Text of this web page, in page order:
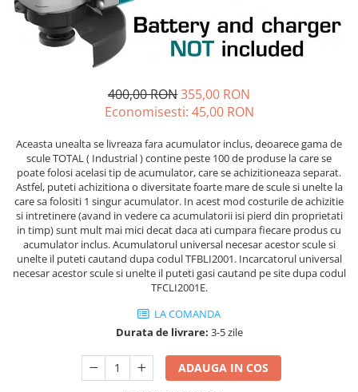
Echere si compasuri
Nivele
Nivele laser
Rulete si metre
Masini de gaurit si insurubat
Masini de slefuit si rindeluit
Masini multifunctionale
Polizoare unghiulare
Scule electrice de banc
Suflante aer cald si aspiratoare
Salopetă cu pieptar
Tricouri
Industria Alimentară
Combinezon
Jachete
Pantaloni
Protecţie ignifugă
Accesorii rezistente la flacără
Combinezoane
Hanorace
400,00 RON355,00 RON
Economisesti: 45,00 RON
Aceasta unealta se livreaza fara acumulator inclus, deoarece gama de
scule TOTAL ( Industrial ) contine peste 100 de produse la care se
poate folosi acelasi tip de acumulator, care se achizitioneaza separat.
Astfel, puteti achizitiona o diversitate foarte mare de scule si unelte la
care sa folositi 1 singur acumulator. In acest mod costurile de achizitie
si intretinere (avand in vedere ca acumulatorii isi pierd din proprietati
in timp) sunt mult mai mici decat daca ati cumpara fiecare produs cu
acumulator inclus. Acumulatorul universal necesar acestor scule si
unelte il puteti cautand dupa codul TFBLI2001. Incarcatorul universal
necesar acestor scule si unelte il puteti gasi cautand pe site dupa codul
TFCLI2001E.
LA COMANDA
Durata de livrare: 3-5 zile
ADAUGA IN COS